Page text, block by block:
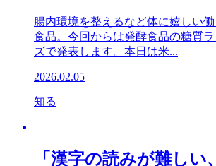
腸内環境を整えるなど体に嬉しい
食品。今回からは発酵食品の糖質
ズで発表します。本日は米...
2026.02.05
知る
「漢字の読みが難しい